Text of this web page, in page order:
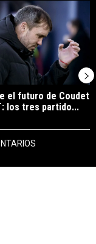
River vs. Tigre
de tendencia con el
el futuro de Coudet
los tres partido...